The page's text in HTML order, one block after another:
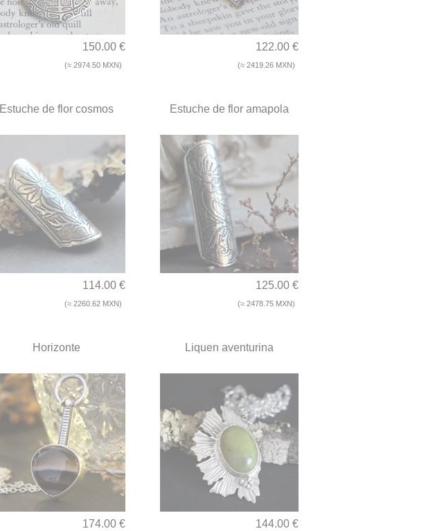
150.00 €
(≈ 2974.50 MXN)
122.00 €
(≈ 2419.26 MXN)
Estuche de flor cosmos
114.00 €
(≈ 2260.62 MXN)
Estuche de flor amapola
125.00 €
(≈ 2478.75 MXN)
Horizonte
174.00 €
Liquen aventurina
144.00 €